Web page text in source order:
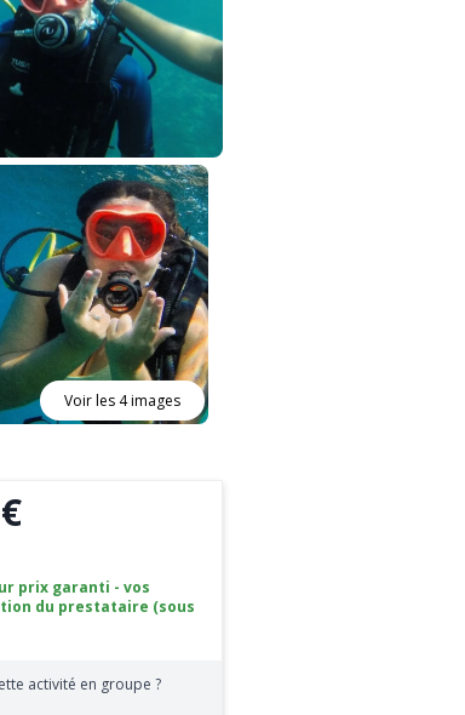
Voir les 4 images
prix garanti - vos
du prestataire (sous
activité en groupe ?